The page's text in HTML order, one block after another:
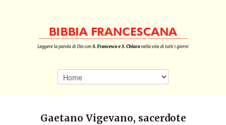
Gaetano Vigevano, sacerdote